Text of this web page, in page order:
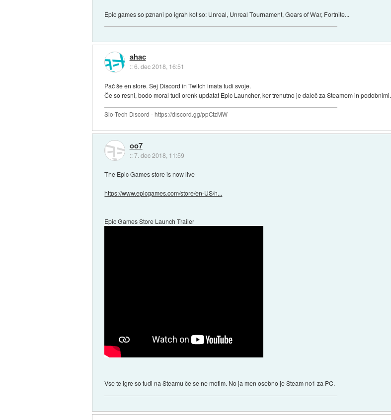
Epic games so pznani po igrah kot so: Unreal, Unreal Tournament, Gears of War, Fortnite...
ahac
::6. dec 2018, 16:51
Pač še en store. Sej Discord in Twitch imata tudi svoje.
Če so resni, bodo moral tudi orenk updatat Epic Launcher, ker trenutno je daleč za Steamom in podobnimi.
Slo-Tech Discord - https://discord.gg/ppCtzMW
oo7
::7. dec 2018, 11:59
The Epic Games store is now live
https://www.epicgames.com/store/en-US/n...
Epic Games Store Launch Trailer
Vse te igre so tudi na Steamu če se ne motim. No ja men osebno je Steam no1 za PC.